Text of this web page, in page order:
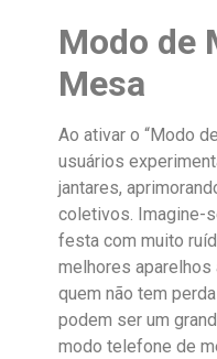
Modo de
Mesa
Ao ativar o “Modo
usuários
jantares,
coletivos. Imagine-
festa com muito
melhores
quem não tem
podem ser um
modo telefone de